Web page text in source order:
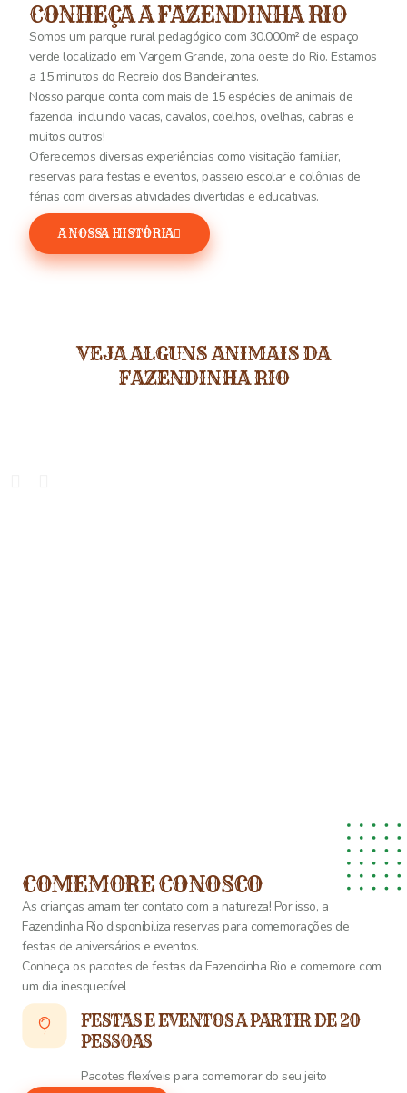
CONHEÇA A FAZENDINHA RIO
Somos um parque rural pedagógico com 30.000m² de espaço
verde localizado em Vargem Grande, zona oeste do Rio. Estamos
a 15 minutos do Recreio dos Bandeirantes.
Nosso parque conta com mais de 15 espécies de animais de
fazenda, incluindo vacas, cavalos, coelhos, ovelhas, cabras e
muitos outros!
Oferecemos diversas experiências como visitação familiar,
reservas para festas e eventos, passeio escolar e colônias de
férias com diversas atividades divertidas e educativas.
A NOSSA HISTÓRIA
VEJA ALGUNS ANIMAIS DA
FAZENDINHA RIO
COMEMORE CONOSCO
As crianças amam ter contato com a natureza! Por isso, a
Fazendinha Rio disponibiliza reservas para comemorações de
festas de aniversários e eventos.
Conheça os pacotes de festas da Fazendinha Rio e comemore com
um dia inesquecível
FESTAS E EVENTOS A PARTIR DE 20
PESSOAS
Pacotes flexíveis para comemorar do seu jeito